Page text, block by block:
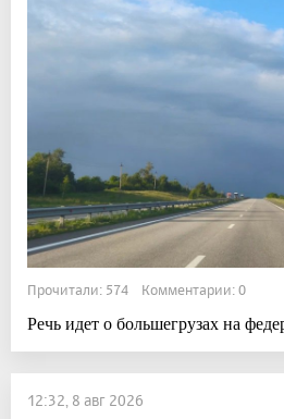
Прочитали: 574 Комментарии: 0
Речь идет о большегрузах на
12:32, 8 авг 2026